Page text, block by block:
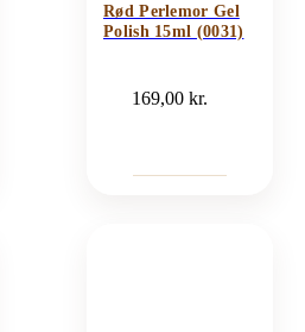
Rød Perlemor Gel
Polish 15ml (0031)
169,00kr.